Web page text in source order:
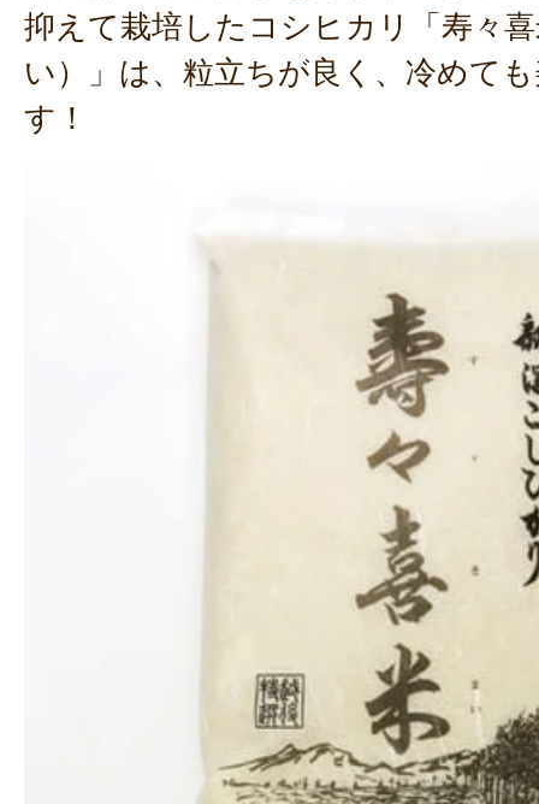
抑えて栽培したコシヒカリ「寿々
い）」は、粒立ちが良く、冷めて
す！